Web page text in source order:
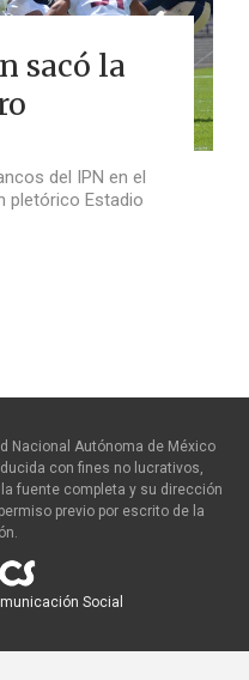
sacó la
del IPN en el
pletórico Estadio
Nacional Autónoma de México
con fines no lucrativos,
fuente completa y su dirección
previo por escrito de la
Social